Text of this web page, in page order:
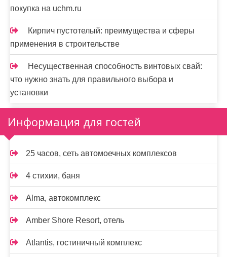
покупка на uchm.ru
Кирпич пустотелый: преимущества и сферы
применения в строительстве
Несущественная способность винтовых свай:
что нужно знать для правильного выбора и
установки
Информация для гостей
25 часов, сеть автомоечных комплексов
4 стихии, баня
Alma, автокомплекс
Amber Shore Resort, отель
Atlantis, гостиничный комплекс